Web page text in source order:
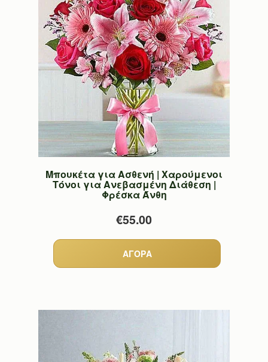
Μπουκέτα για Ασθενή | Χαρούμενοι
Τόνοι για Ανεβασμένη Διάθεση |
Φρέσκα Άνθη
€55.00